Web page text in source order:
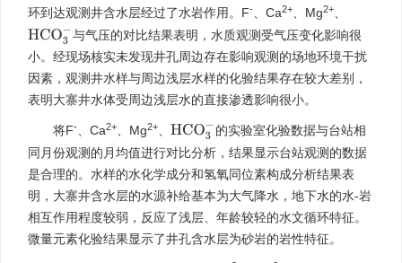
环到达观测井含水层经过了水岩作用。F- 、Ca2+ 、Mg2+
HCO3−与气压的对比结果表明，水质观测受气压变化影响很
小。经现场核实未发现井孔周边存在影响观测的场地环境干扰
因素，观测井水样与周边浅层水样的化验结果存在较大差别，
表明大寨井水体受周边浅层水的直接渗透影响很小。
将F- 、Ca2+ 、Mg2+ HCO3− 的实验室化验数据与台站相
同月份观测的月均值进行对比分析，结果显示台站观测的数据
是合理的。水样的水化学成分和氢氧同位素构成分析结果表
明，大寨井含水层的水源补给基本为大气降水，地下水的水-岩
相互作用程度较弱，反应了浅层、年龄较轻的水文循环特征。
微量元素化验结果显示了井孔含水层为砂岩的岩性特征。